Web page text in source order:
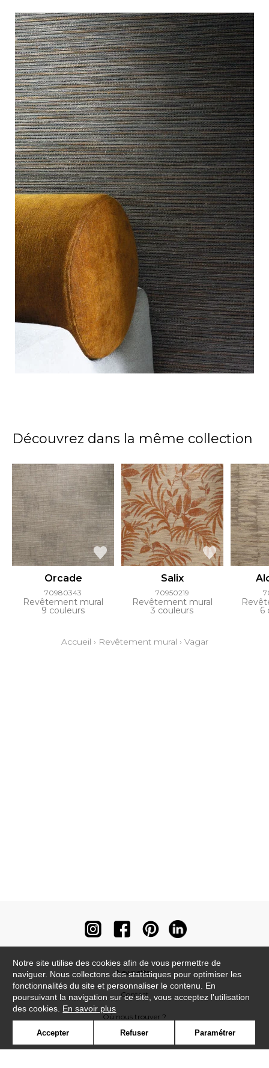
Découvrez dans la même collection
Orcade
70980343
Revêtement mural
9 couleurs
Salix
70950219
Revêtement mural
3 couleurs 6
Accueil › Revêtement mural › Vagar
Newsletter
Contact
Où nous trouver ?
Notre site utilise des cookies afin de vous permettre de
naviguer. Nous collectons des statistiques pour optimiser les
fonctionnalités du site et personnaliser le contenu. En
poursuivant la navigation sur ce site, vous acceptez l'utilisation
des cookies. En savoir plus
Accepter Refuser Paramétrer